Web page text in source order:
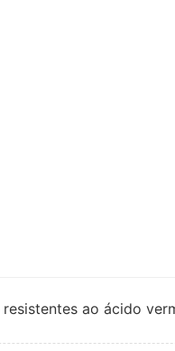
ao ácido